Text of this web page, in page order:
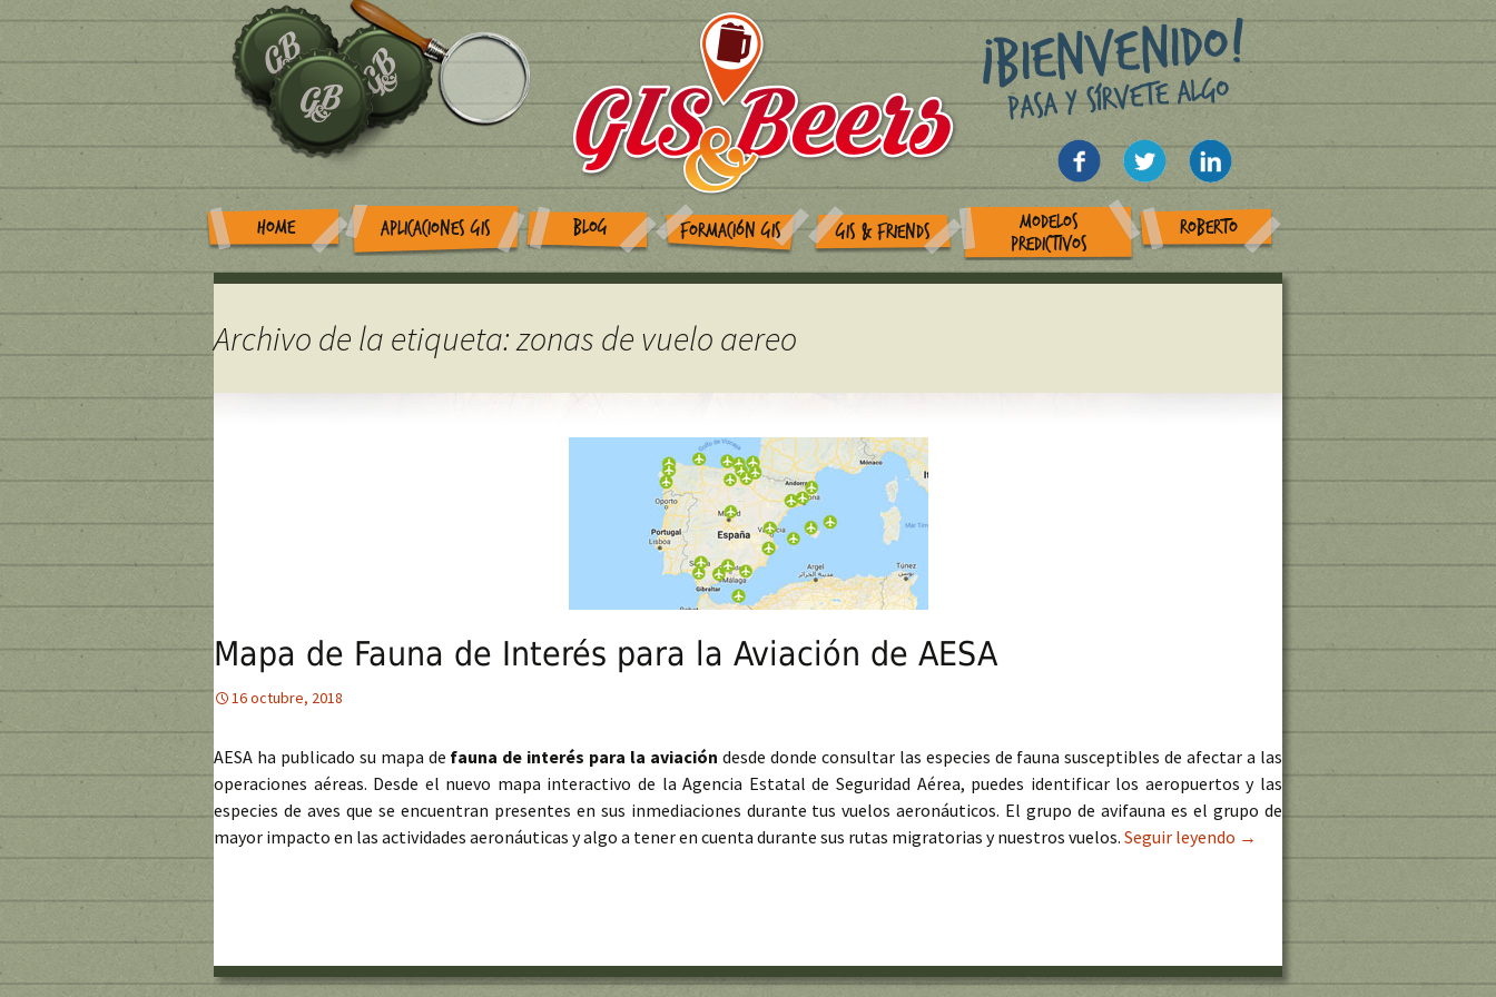
HOME APLICACIONES GIS BLOG FORMACIÓN GIS GIS & FRIENDS
MODELOS
PREDICTIVOS
ROBERTO
Archivo de la etiqueta: zonas de vuelo aereo
Mapa de Fauna de Interés para la Aviación de AESA
16 octubre, 2018
AESA ha publicado su mapa de fauna de interés para la aviación desde donde consultar las especies de fauna susceptibles de afectar a las
operaciones aéreas. Desde el nuevo mapa interactivo de la Agencia Estatal de Seguridad Aérea, puedes identificar los aeropuertos y las
especies de aves que se encuentran presentes en sus inmediaciones durante tus vuelos aeronáuticos. El grupo de avifauna es el grupo de
mayor impacto en las actividades aeronáuticas y algo a tener en cuenta durante sus rutas migratorias y nuestros vuelos. Seguir leyendo Mapa de Fauna de Interés para la
→